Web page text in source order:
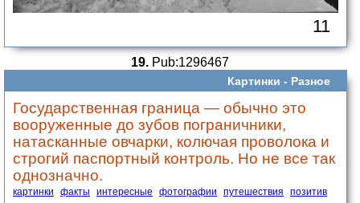
11
19. Pub:1296467
Картинки - Разное
Государственная граница — обычно это
вооруженные до зубов пограничники,
натасканные овчарки, колючая проволока и
строгий паспортный контроль. Но не все так
однозначно.
картинки факты интересные фотографии путешествия позитив